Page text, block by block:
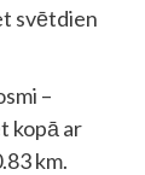
svētdien
–
kopā ar
km.